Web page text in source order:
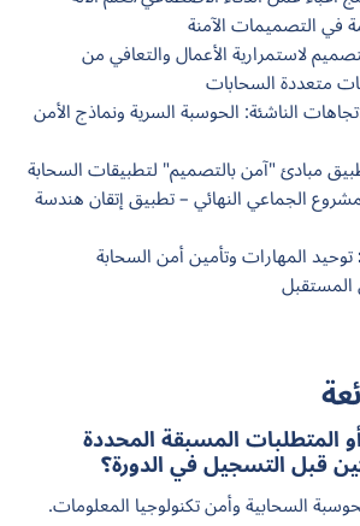
في التصميمات الآمنة
لاستمرارية الأعمال والتعافي من
متعددة السحابات
الناشئة: الحوسبة السرية ونماذج الأمن
مبادئ "آمن بالتصميم" لتطبيقات السحابة
الجماعي النهائي – تطبيق إتقان هندسة
توحيد المهارات وتأمين أمن السحابة
المتطلبات المسبقة المحددة
قبل التسجيل في الدورة؟
السحابية وأمن تكنولوجيا المعلومات.